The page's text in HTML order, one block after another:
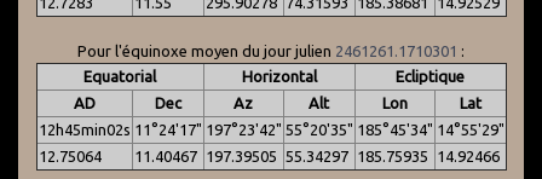
Pour l'équinoxe moyen du jour julien 2461261.1710301 :
Equatorial
Horizontal
Ecliptique
AD
Dec Az Alt Lon
Lat
12h45min02s 11°24'17" 197°23'42" 55°20'35" 185°45'34" 14°55'29"
12.75064
11.40467 197.39505 55.34297 185.75935 14.92466